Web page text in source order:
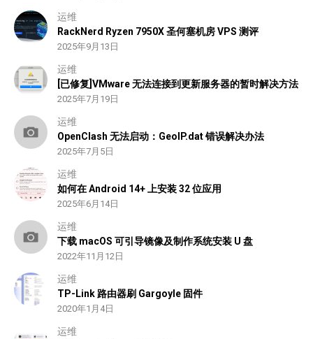
运维
RackNerd Ryzen 7950X 圣何塞机房 VPS 测评
2025年9月13日
运维
[已修复]VMware 无法连接到更新服务器的暂时解决方法
2025年7月19日
运维
OpenClash 无法启动：GeoIP.dat 错误解决办法
2025年7月5日
运维
如何在 Android 14+ 上安装 32 位应用
2025年6月14日
运维
下载 macOS 可引导镜像及制作系统安装 U 盘
2022年11月12日
运维
TP-Link 路由器刷 Gargoyle 固件
2020年1月4日
运维